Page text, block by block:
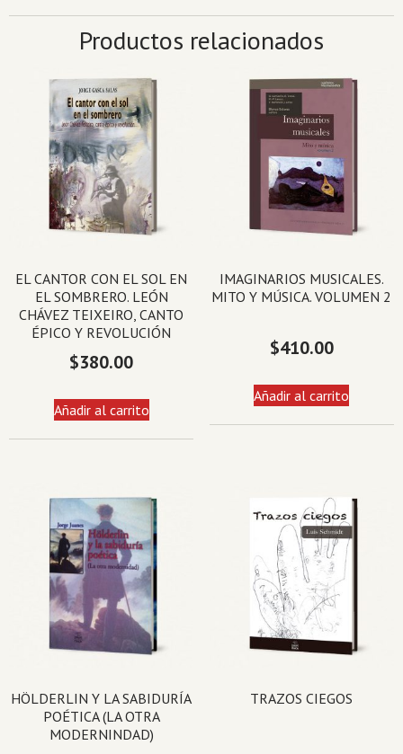
Productos relacionados
EL CANTOR CON EL SOL EN
EL SOMBRERO. LEÓN
CHÁVEZ TEIXEIRO, CANTO
ÉPICO Y REVOLUCIÓN
$380.00
Añadir al carrito
IMAGINARIOS MUSICALES.
MITO Y MÚSICA. VOLUMEN 2
$410.00
Añadir al carrito
HÖLDERLIN Y LA SABIDURÍA
POÉTICA (LA OTRA
MODERNINDAD)
TRAZOS CIEGOS